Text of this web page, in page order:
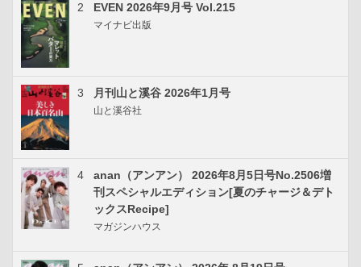
2 EVEN 2026年9月号 Vol.215
マイナビ出版
3 月刊山と溪谷 2026年1月号
山と溪谷社
4
anan（アンアン） 2026年8月5日号No.2506増
刊スペシャルエディション[夏のチャージ＆デト
ックスRecipe]
マガジンハウス